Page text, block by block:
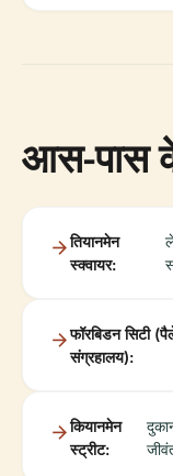
आस-पास
तियानमेन
स्क्वायर:
फॉरबिडन सिटी
संग्रहालय):
कियानमेन
स्ट्रीट: